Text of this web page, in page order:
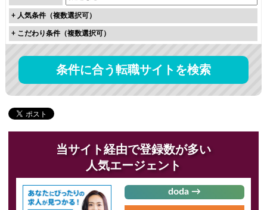
+ 人気条件（複数選択可）
+ こだわり条件（複数選択可）
条件に合う転職サイトを検索
当サイト経由で登録数が多い
人気エージェント
doda →